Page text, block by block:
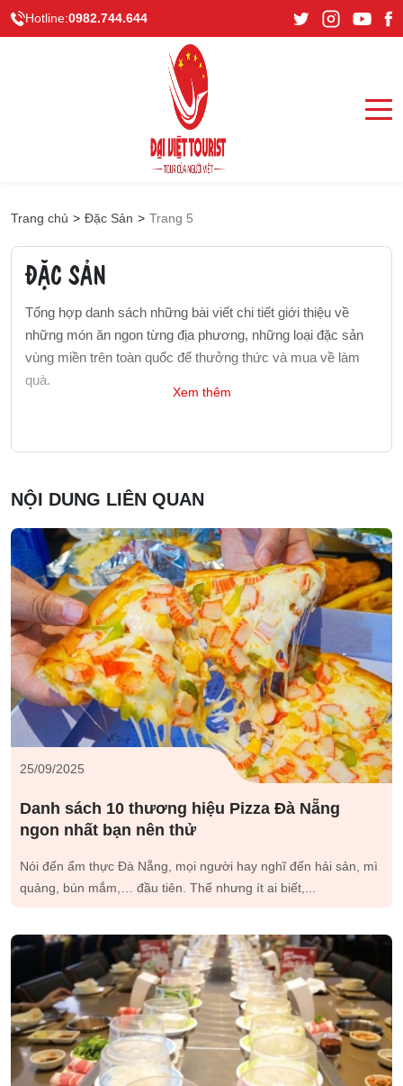
Hotline:0982.744.644
Trang chủ > Đặc Sản > Trang 5
ĐẶC SẢN
Tổng hợp danh sách những bài viết chi tiết giới thiệu về
những món ăn ngon từng địa phương, những loại đặc sản
vùng miền trên toàn quốc để thưởng thức và mua về làm
quà.
Xem thêm
NỘI DUNG LIÊN QUAN
25/09/2025
Danh sách 10 thương hiệu Pizza Đà Nẵng
ngon nhất bạn nên thử
Nói đến ẩm thực Đà Nẵng, mọi người hay nghĩ đến hải sản, mì
quảng, bún mắm,… đầu tiên. Thế nhưng ít ai biết,...